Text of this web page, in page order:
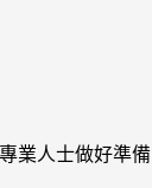
業人士做好準備